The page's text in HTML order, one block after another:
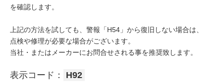
を確認します。
上記の方法を試しても、警報「H54」から復旧しない場合は、
点検や修理が必要な場合がございます。
当社・またはメーカーにお問合せされる事を推奨致します。
表示コード： H92